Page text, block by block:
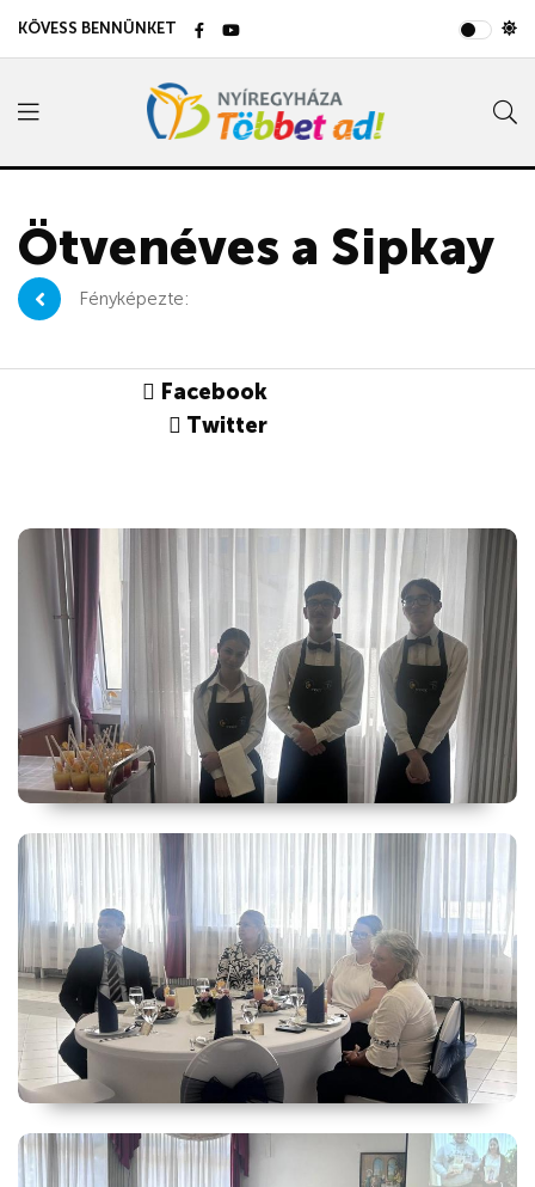
KÖVESS BENNÜNKET
Ötvenéves a Sipkay
Fényképezte:
Facebook
Twitter